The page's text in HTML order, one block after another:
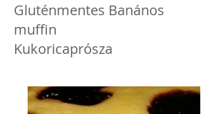
Gluténmentes Banános
muffin
Kukoricaprósza